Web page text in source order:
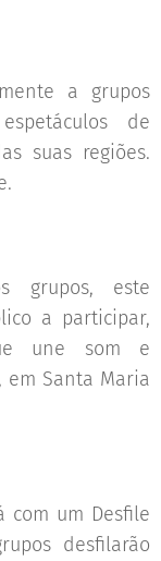
a grupos
de
suas regiões.
grupos, este
a participar,
une som e
em Santa Maria
com um Desfile
desfilarão